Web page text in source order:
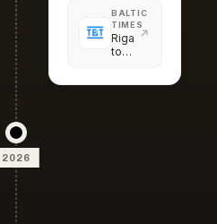
Google.org
pour
mettre
l'IA
de
BALTIC
TIMES
Riga
to
2026